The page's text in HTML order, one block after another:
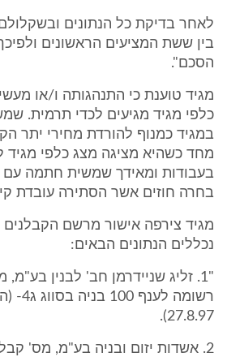
לאחר בדיקת כל הנתונים
בין ששת המציעים הראשונים
הסכם".
מגיד טוענת כי התנהגותה ו/או
כלפי מגיד מגיעים לכדי תרמית.
במגיד כמנוף להורדת מחירי יתר
מחד כשהיא מציגה מצג כלפי מגיד
בעבודות ומאידך שמשית חתמה
בחרה חוזים אשר הסתירה עובדת
מגיד צירפה אישור מרשם הקבלנים
נכללים הנתונים הבאים:
רשומה
27.8.97).